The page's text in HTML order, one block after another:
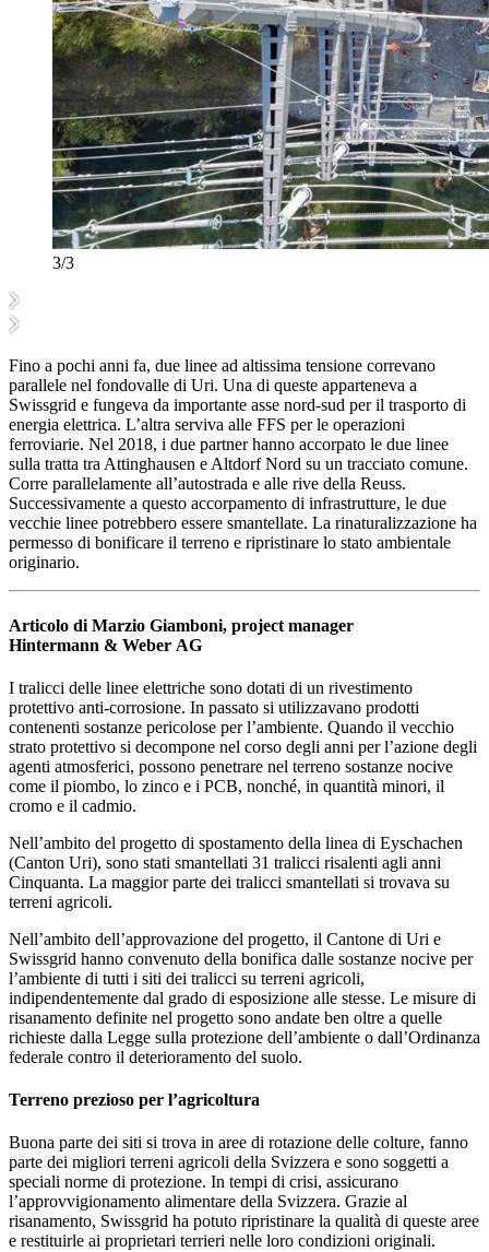
3/3
Fino a pochi anni fa, due linee ad altissima tensione correvano
parallele nel fondovalle di Uri. Una di queste apparteneva a
Swissgrid e fungeva da importante asse nord-sud per il trasporto di
energia elettrica. L’altra serviva alle FFS per le operazioni
ferroviarie. Nel 2018, i due partner hanno accorpato le due linee
sulla tratta tra Attinghausen e Altdorf Nord su un tracciato comune.
Corre parallelamente all’autostrada e alle rive della Reuss.
Successivamente a questo accorpamento di infrastrutture, le due
vecchie linee potrebbero essere smantellate. La rinaturalizzazione ha
permesso di bonificare il terreno e ripristinare lo stato ambientale
originario.
Articolo di Marzio Giamboni, project manager
Hintermann & Weber AG
I tralicci delle linee elettriche sono dotati di un rivestimento
protettivo anti-corrosione. In passato si utilizzavano prodotti
contenenti sostanze pericolose per l’ambiente. Quando il vecchio
strato protettivo si decompone nel corso degli anni per l’azione degli
agenti atmosferici, possono penetrare nel terreno sostanze nocive
come il piombo, lo zinco e i PCB, nonché, in quantità minori, il
cromo e il cadmio.
Nell’ambito del progetto di spostamento della linea di Eyschachen
(Canton Uri), sono stati smantellati 31 tralicci risalenti agli anni
Cinquanta. La maggior parte dei tralicci smantellati si trovava su
terreni agricoli.
Nell’ambito dell’approvazione del progetto, il Cantone di Uri e
Swissgrid hanno convenuto della bonifica dalle sostanze nocive per
l’ambiente di tutti i siti dei tralicci su terreni agricoli,
indipendentemente dal grado di esposizione alle stesse. Le misure di
risanamento definite nel progetto sono andate ben oltre a quelle
richieste dalla Legge sulla protezione dell’ambiente o dall’Ordinanza
federale contro il deterioramento del suolo.
Terreno prezioso per l’agricoltura
Buona parte dei siti si trova in aree di rotazione delle colture, fanno
parte dei migliori terreni agricoli della Svizzera e sono soggetti a
speciali norme di protezione. In tempi di crisi, assicurano
l’approvvigionamento alimentare della Svizzera. Grazie al
risanamento, Swissgrid ha potuto ripristinare la qualità di queste aree
e restituirle ai proprietari terrieri nelle loro condizioni originali.